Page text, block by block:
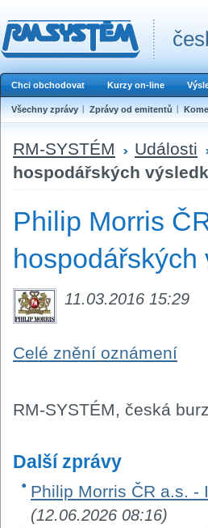
Chci obchodovat Kurzy on-line
Všechny zprávy Zprávy od emitentů
RM-SYSTÉM Události
hospodářských
Philip Morris
11.03.2016 15:29
Celé znění oznámení
RM-SYSTÉM, česká
Další zprávy
Philip Morris ČR a.s. -
(12.06.2026 08:16)